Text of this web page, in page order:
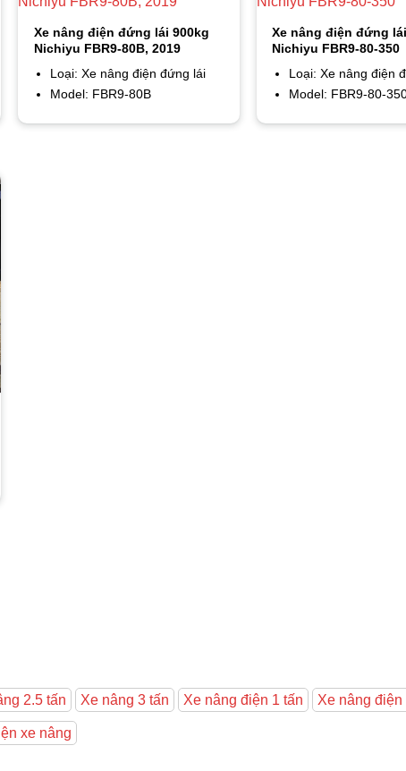
Xe nâng điện đứng lái 900kg
Nichiyu FBR9-80B, 2019
Loại: Xe nâng điện đứng lái
Model: FBR9-80B
Xe nâng điện đứng
Nichiyu FBR9-80-350
Loại: Xe nâng điện
Model: FBR9-80-
2.5 tấn Xe nâng 3 tấn Xe nâng điện 1 tấn Xe nâng điện
xe nâng